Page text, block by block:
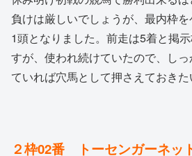
負けは厳しいでしょうが、最内枠
1頭となりました。前走は5着と掲
すが、使われ続けていたので、し
ていれば穴馬として押さえておきた
２枠02番 トーセンガーネ